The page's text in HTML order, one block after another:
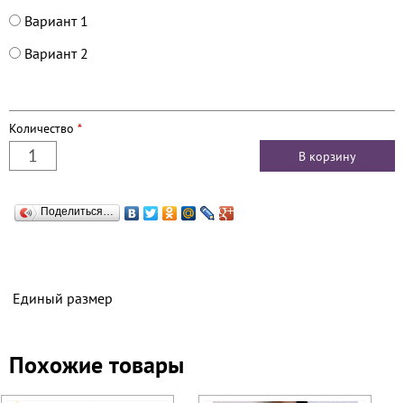
Вариант 1
Вариант 2
Количество *
Поделиться…
Единый размер
Похожие товары